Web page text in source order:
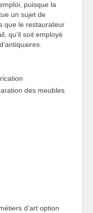
puisque la
un sujet de
que le restaurateur
qu’il soit employé
des meubles
d’art option